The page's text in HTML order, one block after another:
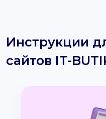
Инструкции
сайтов IT-